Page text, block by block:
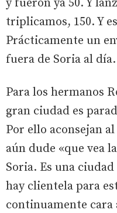
y fueron ya 50. Y
triplicamos, 150. Y
Prácticamente un
fuera de Soria al día.
Para los hermanos
gran ciudad es
Por ello aconsejan
aún dude «que vea
Soria. Es una
hay clientela para
continuamente cara